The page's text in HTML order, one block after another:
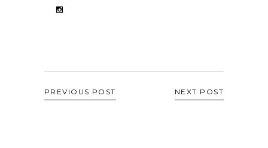
PREVIOUS POST NEXT POST